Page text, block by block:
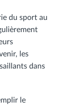
du sport au
les
dans
le